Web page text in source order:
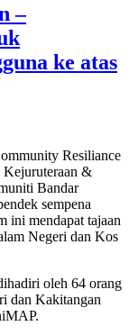
–
ke atas
Resiliance
&
Bandar
sempena
ini mendapat tajaan
Negeri dan Kos
oleh 64 orang
dan Kakitangan